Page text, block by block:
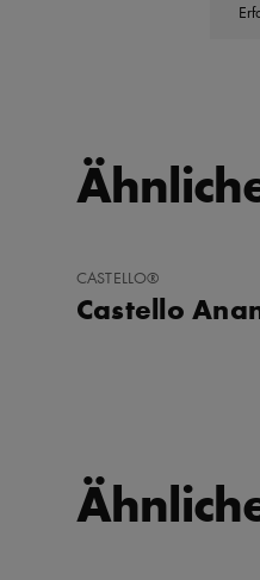
ZU
HINZUFÜGEN
CASTELLO®
Castello